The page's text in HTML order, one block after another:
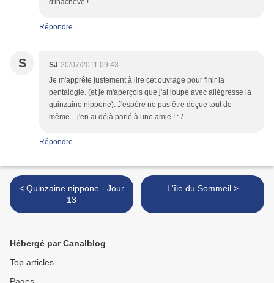
d'inachevé !
Répondre
S SJ 20/07/2011 09:43
Je m'apprête justement à lire cet ouvrage pour finir la
pentalogie. (et je m'aperçois que j'ai loupé avec allégresse la
quinzaine nippone). J'espère ne pas être déçue tout de
même... j'en ai déjà parlé à une amie ! :-/
Répondre
< Quinzaine nippone - Jour
13
L'île du Sommeil >
Hébergé par Canalblog
Top articles